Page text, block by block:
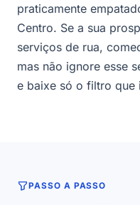
praticamente
Centro. Se a sua
serviços de rua,
mas não ignore esse
e baixe só o filtro que
PASSO A PASSO